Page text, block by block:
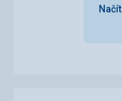
neumyte.Chibilo
botach.Ne meli